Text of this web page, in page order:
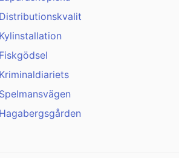
Distributionskvalit
Kylinstallation
Fiskgödsel
Kriminaldiariets
Spelmansvägen
Hagabergsgården